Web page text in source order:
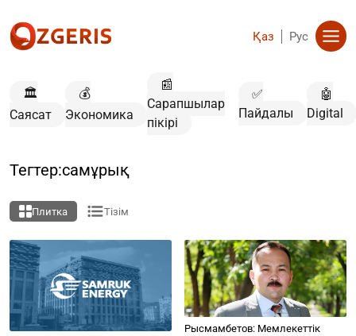
Қаз Рус
🏛️
Саясат
💰
Экономика
📰
Сарапшылар
пікірі
✅
Пайдалы
🤖
Digital
Тегтер:самұрық
Плитка Тізім
Рысмамбетов: Мемлекеттік